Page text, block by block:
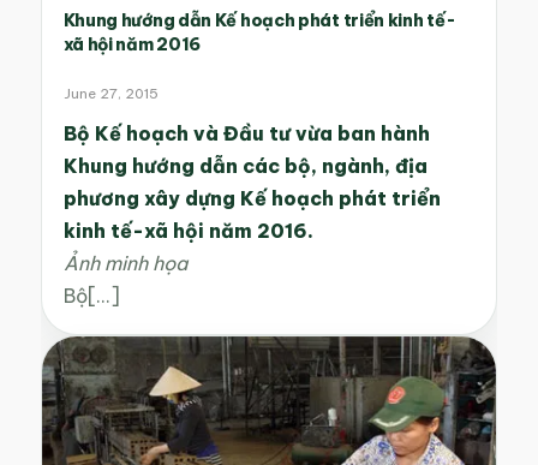
Khung hướng dẫn Kế hoạch phát triển kinh tế-
xã hội năm 2016
June 27, 2015
Bộ Kế hoạch và Đầu tư vừa ban hành
Khung hướng dẫn các bộ, ngành, địa
phương xây dựng Kế hoạch phát triển
kinh tế-xã hội năm 2016.
Ảnh minh họa
Bộ[...]